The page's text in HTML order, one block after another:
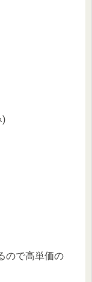
)
ので高単価の